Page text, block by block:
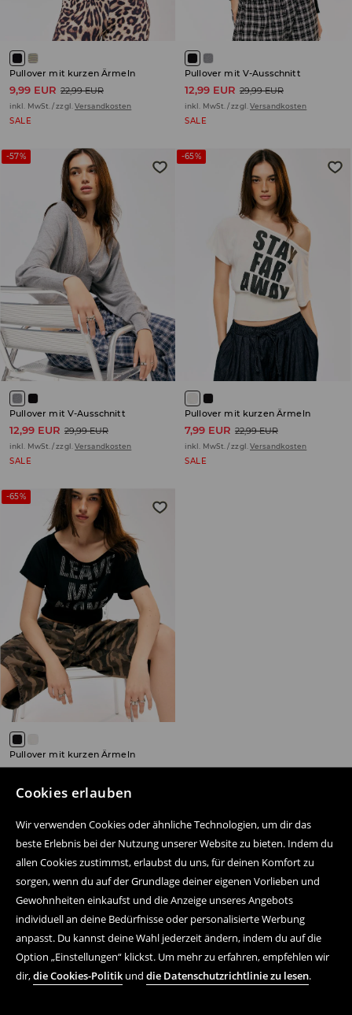
Cookies erlauben
Wir verwenden Cookies oder ähnliche Technologien, um dir das
beste Erlebnis bei der Nutzung unserer Website zu bieten. Indem du
allen Cookies zustimmst, erlaubst du uns, für deinen Komfort zu
sorgen, wenn du auf der Grundlage deiner eigenen Vorlieben und
Gewohnheiten einkaufst und die Anzeige unseres Angebots
individuell an deine Bedürfnisse oder personalisierte Werbung
anpasst. Du kannst deine Wahl jederzeit ändern, indem du auf die
Option „Einstellungen“ klickst. Um mehr zu erfahren, empfehlen wir
dir,die Cookies-Politik und die Datenschutzrichtlinie zu lesen.
Pullover mit kurzen Ärmeln
9,99 EUR 22,99 EUR
inkl. MwSt. / zzgl. Versandkosten
SALE
Pullover mit V-Ausschnitt
12,99 EUR 29,99 EUR
inkl. MwSt. / zzgl. Versandkosten
SALE
-57%
Pullover mit V-Ausschnitt
12,99 EUR 29,99 EUR
inkl. MwSt. / zzgl.Versandkosten
SALE
-65%
Pullover mit kurzen Ärmeln
7,99 EUR 22,99 EUR
inkl. MwSt. / zzgl.Versandkosten
SALE
-65%
Pullover mit kurzen Ärmeln
7,99 EUR 22,99 EUR
inkl. MwSt. / zzgl. Versandkosten
Folge uns auf:
Hilfe und Kontakt
Einkaufsvorgang